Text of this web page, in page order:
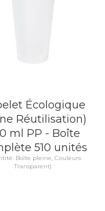
Écologique
Réutilisation)
ml PP - Boîte
510 unités
Boîte pleine, Couleurs:
Transparent)